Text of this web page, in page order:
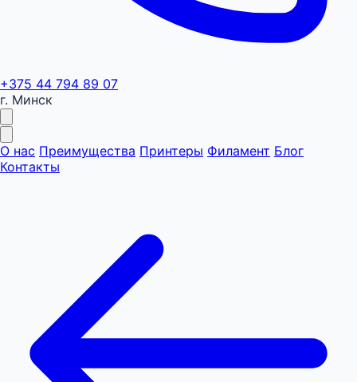
+375 44 794 89 07
г. Минск
О нас Преимущества Принтеры Филамент Блог
Контакты